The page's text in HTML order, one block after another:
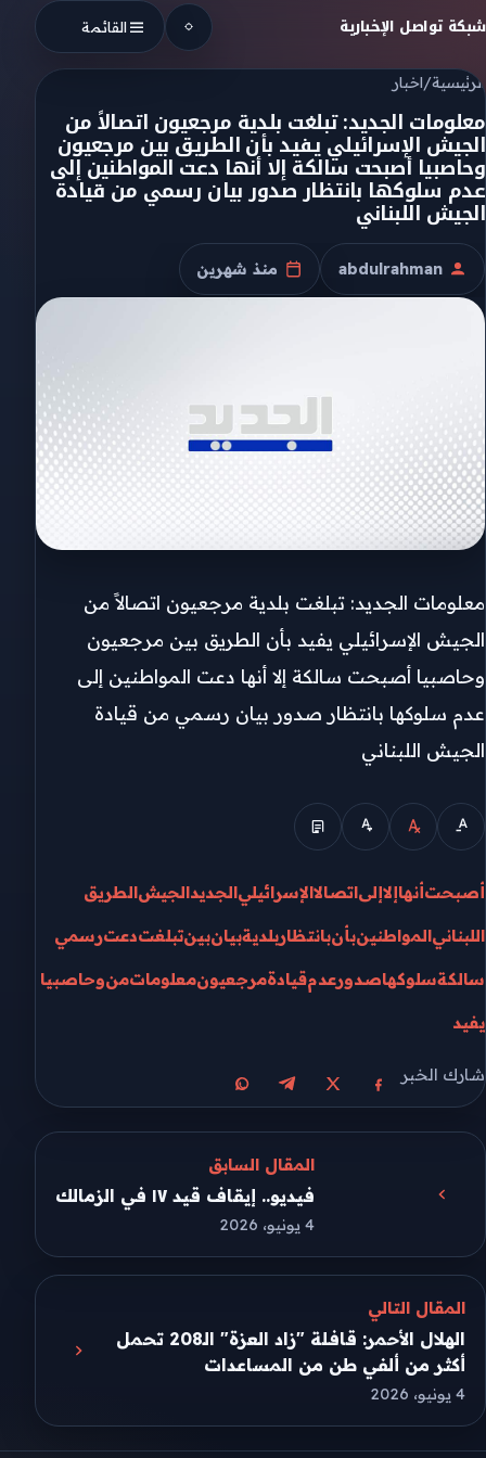
Skip to content
شبكة تواصل الإخبارية القائمة
الرئيسية/اخبار
معلومات الجديد: تبلغت بلدية مرجعيون اتصالاً من
الجيش الإسرائيلي يفيد بأن الطريق بين مرجعيون
وحاصبيا أصبحت سالكة إلا أنها دعت المواطنين إلى
عدم سلوكها بانتظار صدور بيان رسمي من قيادة
الجيش اللبناني
الكاتب
abdulrahman
تاريخ النشر
منذ شهرين
معلومات الجديد: تبلغت بلدية مرجعيون اتصالاً من
الجيش الإسرائيلي يفيد بأن الطريق بين مرجعيون
وحاصبيا أصبحت سالكة إلا أنها دعت المواطنين إلى
عدم سلوكها بانتظار صدور بيان رسمي من قيادة
الجيش اللبناني
أصبحتأنهاإلاإلىاتصالاالإسرائيليالجديدالجيشالطريق
اللبنانيالمواطنينبأنبانتظاربلديةبيانبينتبلغتدعترسمي
سالكةسلوكهاصدورعدمقيادةمرجعيونمعلوماتمنوحاصبيا
يفيد
شارك الخبر
مشاركة على فيسبوك
مشاركة على Xمشاركة على تيليجرام
مشاركة على واتساب
المقال السابق
فيديو.. إيقاف قيد ١٧ في الزمالك
4 يونيو، 2026
المقال التالي
الهلال الأحمر: قافلة "زاد العزة" الـ208 تحمل
أكثر من ألفي طن من المساعدات
4 يونيو، 2026